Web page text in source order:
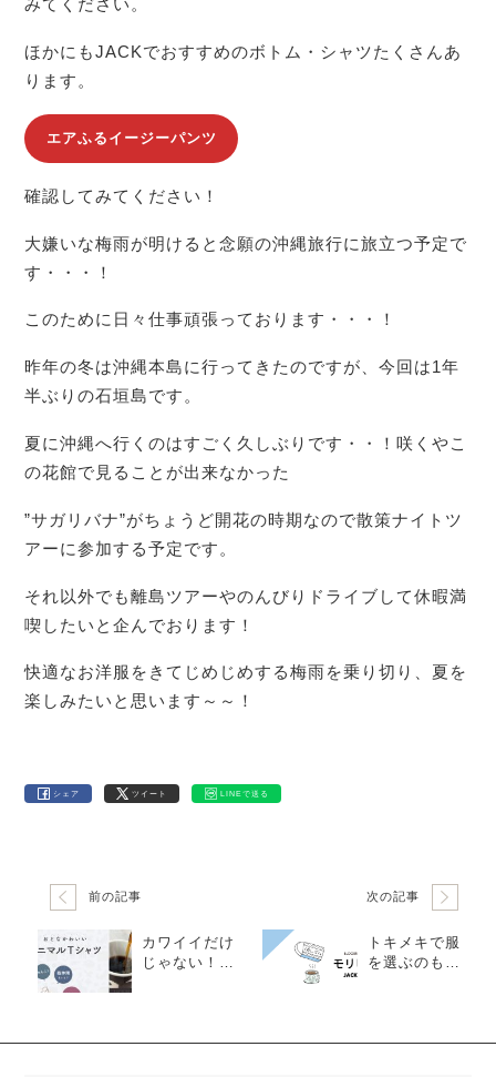
みてください。
ほかにもJACKでおすすめのボトム・シャツたくさんあ
ります。
エアふるイージーパンツ
確認してみてください！
大嫌いな梅雨が明けると念願の沖縄旅行に旅立つ予定で
す・・・！
このために日々仕事頑張っております・・・！
昨年の冬は沖縄本島に行ってきたのですが、今回は1年
半ぶりの石垣島です。
夏に沖縄へ行くのはすごく久しぶりです・・！咲くやこ
の花館で見ることが出来なかった
”サガリバナ”がちょうど開花の時期なので散策ナイトツ
アーに参加する予定です。
それ以外でも離島ツアーやのんびりドライブして休暇満
喫したいと企んでおります！
快適なお洋服をきてじめじめする梅雨を乗り切り、夏を
楽しみたいと思います～～！
シェア ツイート LINEで送る
前の記事
カワイイだけ
じゃない！ア
デ
次の記事
トキメキで服
を選ぶのもア